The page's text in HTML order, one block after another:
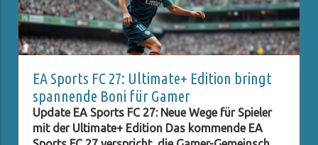
kann. Ein verantwortungsvoller Umgang mit
persönlichen Daten sollte für jeden zur
Gewohnheit werden. Die Digitalisierung bringt
nicht nur Vorteile, sondern auch
Herausforderungen, die es zu meistern gilt. Fehler
1: Einfache Passwörter wählen Ein häufiger Fehler
ist die Verwendung einfacher oder wiederholter
Passwörter. Viele Nutzer verwenden Dinge wie
„123456“ oder „passwort“ für ihre Konten.
EA Sports FC 27: Ultimate+ Edition bringt
spannende Boni für Gamer
Update EA Sports FC 27: Neue Wege für Spieler
mit der Ultimate+ Edition Das kommende EA